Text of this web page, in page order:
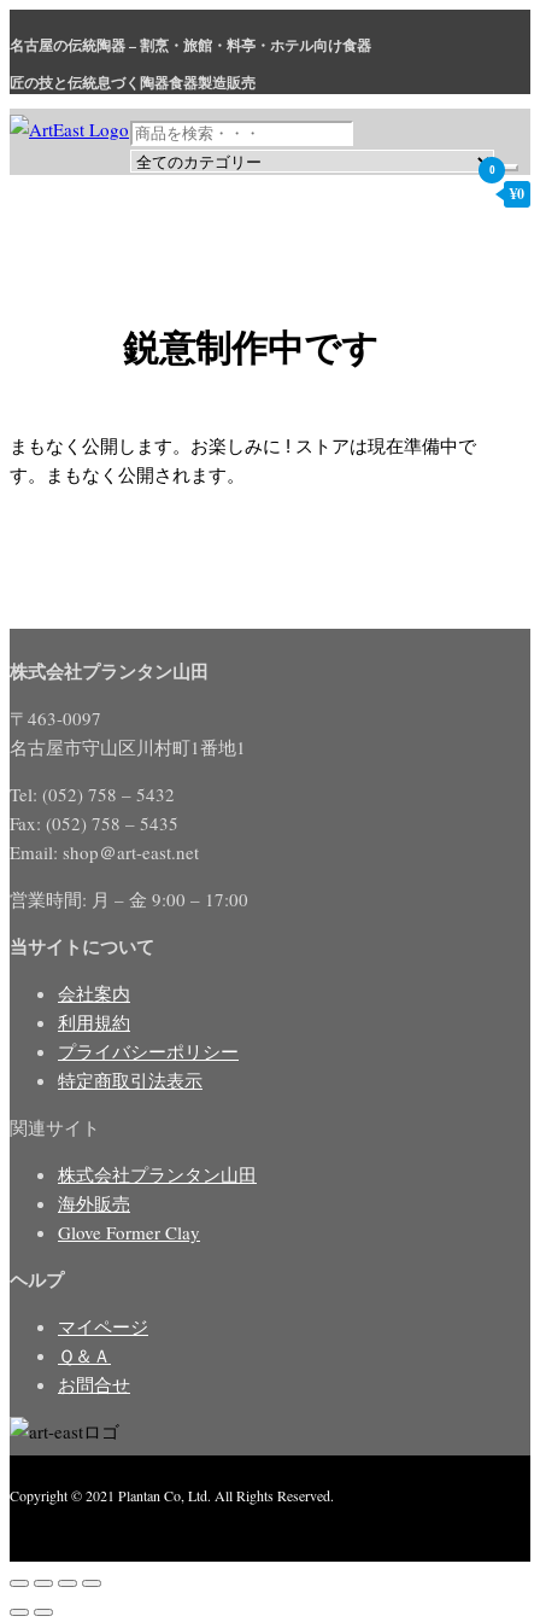
ン
テ
ン
ツ
名古屋の伝統陶器 – 割烹・旅館・料亭・ホテル向け食器
匠の技と伝統息づく陶器食器製造販売
和食器・洋食器通販｜割烹・旅館・料亭・ホテル等業務用卸販売
業務用から個人用まで、おしゃれでかわいい和食器・洋食器はま
0
¥0
鋭意制作中です
まもなく公開します。お楽しみに ! ストアは現在準備中で
す。まもなく公開されます。
株式会社プランタン山田
〒463-0097
名古屋市守山区川村町1番地1
Tel: (052) 758 – 5432
Fax: (052) 758 – 5435
Email: shop＠art-east.net
営業時間: 月 – 金 9:00 – 17:00
当サイトについて
会社案内
利用規約
プライバシーポリシー
特定商取引法表示
関連サイト
株式会社プランタン山田
海外販売
Glove Former Clay
ヘルプ
マイページ
Ｑ＆Ａ
お問合せ
Copyright © 2021 Plantan Co, Ltd. All Rights Reserved.